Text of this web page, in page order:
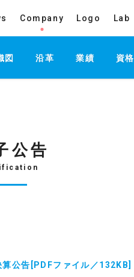
Company Logo Lab
図 沿革 業績 資格
公告
公告[PDFファイル／132KB]